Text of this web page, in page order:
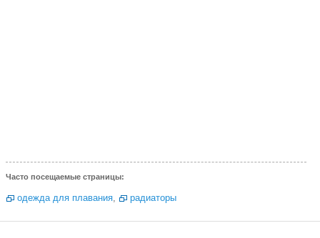
Часто посещаемые страницы:
одежда для плавания, радиаторы